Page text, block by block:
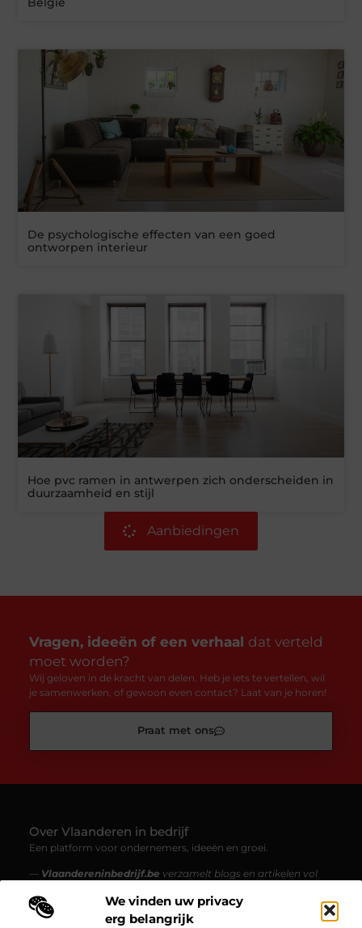
We vinden uw privacy
erg belangrijk
De psychologische effecten van een goed
ontworpen interieur
Hoe pvc ramen in antwerpen zich onderscheiden in
duurzaamheid en stijl
Aanbiedingen
Vragen, ideeën of een verhaal dat verteld
moet worden?
Wij geloven in de kracht van delen. Heb je iets te vertellen, wil
je samenwerken, of gewoon even contact? Laat van je horen!
Praat met ons
Over Vlaanderen in bedrijf
Een platform voor ondernemers, ideeën en groei.
— Vlaandereninbedrijf.be verzamelt blogs en artikelen vol
Van starters tot gevestigde ondernemingen – ontdek
boeiende content over innovatie, ondernemen en werk